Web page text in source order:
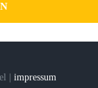
| impressum